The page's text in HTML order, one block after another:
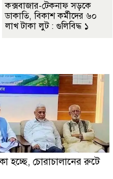
কক্সবাজার-টেকনাফ সড়কে
ডাকাতি, বিকাশ কর্মীদের ৬০
লাখ টাকা লুট : গুলিবিদ্ধ ১
হচ্ছে, চোরাচালানের রুটে